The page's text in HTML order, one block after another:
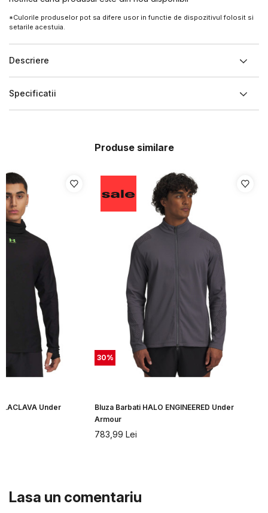
*Culorile produselor pot sa difere usor in functie de dispozitivul folosit si
setarile acestuia.
Descriere
Specificatii
Produse similare
Under
30%
Bluza Barbati HALO ENGINEERED Under
Armour
783,99 Lei
Lasa un comentariu